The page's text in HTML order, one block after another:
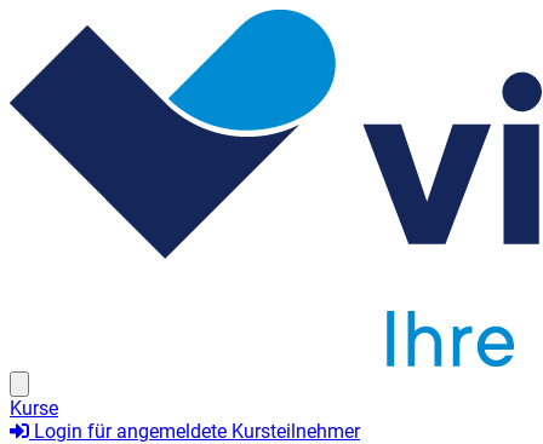
Kurse
Login für angemeldete Kursteilnehmer